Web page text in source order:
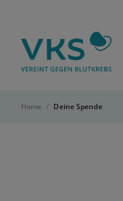
Zur Startseite von
Home Deine Spende